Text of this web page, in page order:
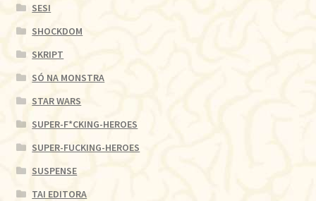
SESI
SHOCKDOM
SKRIPT
SÓ NA MONSTRA
STAR WARS
SUPER-F*CKING-HEROES
SUPER-FUCKING-HEROES
SUSPENSE
TAI EDITORA